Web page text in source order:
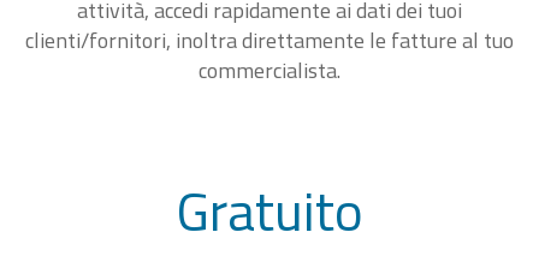
attività, accedi rapidamente ai dati dei tuoi
clienti/fornitori, inoltra direttamente le fatture al tuo
commercialista.
Gratuito